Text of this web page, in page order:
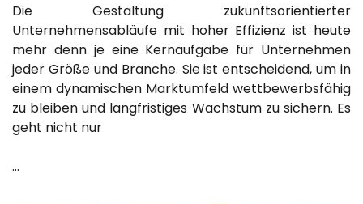
Die Gestaltung zukunftsorientierter
Unternehmensabläufe mit hoher Effizienz ist heute
mehr denn je eine Kernaufgabe für Unternehmen
jeder Größe und Branche. Sie ist entscheidend, um in
einem dynamischen Marktumfeld wettbewerbsfähig
zu bleiben und langfristiges Wachstum zu sichern. Es
geht nicht nur
…